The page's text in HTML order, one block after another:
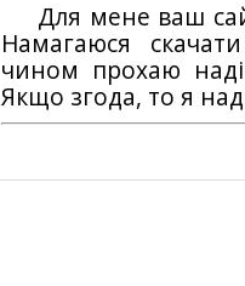
Для мене ваш
Намагаюся
чином прохаю
Якщо згода, то я